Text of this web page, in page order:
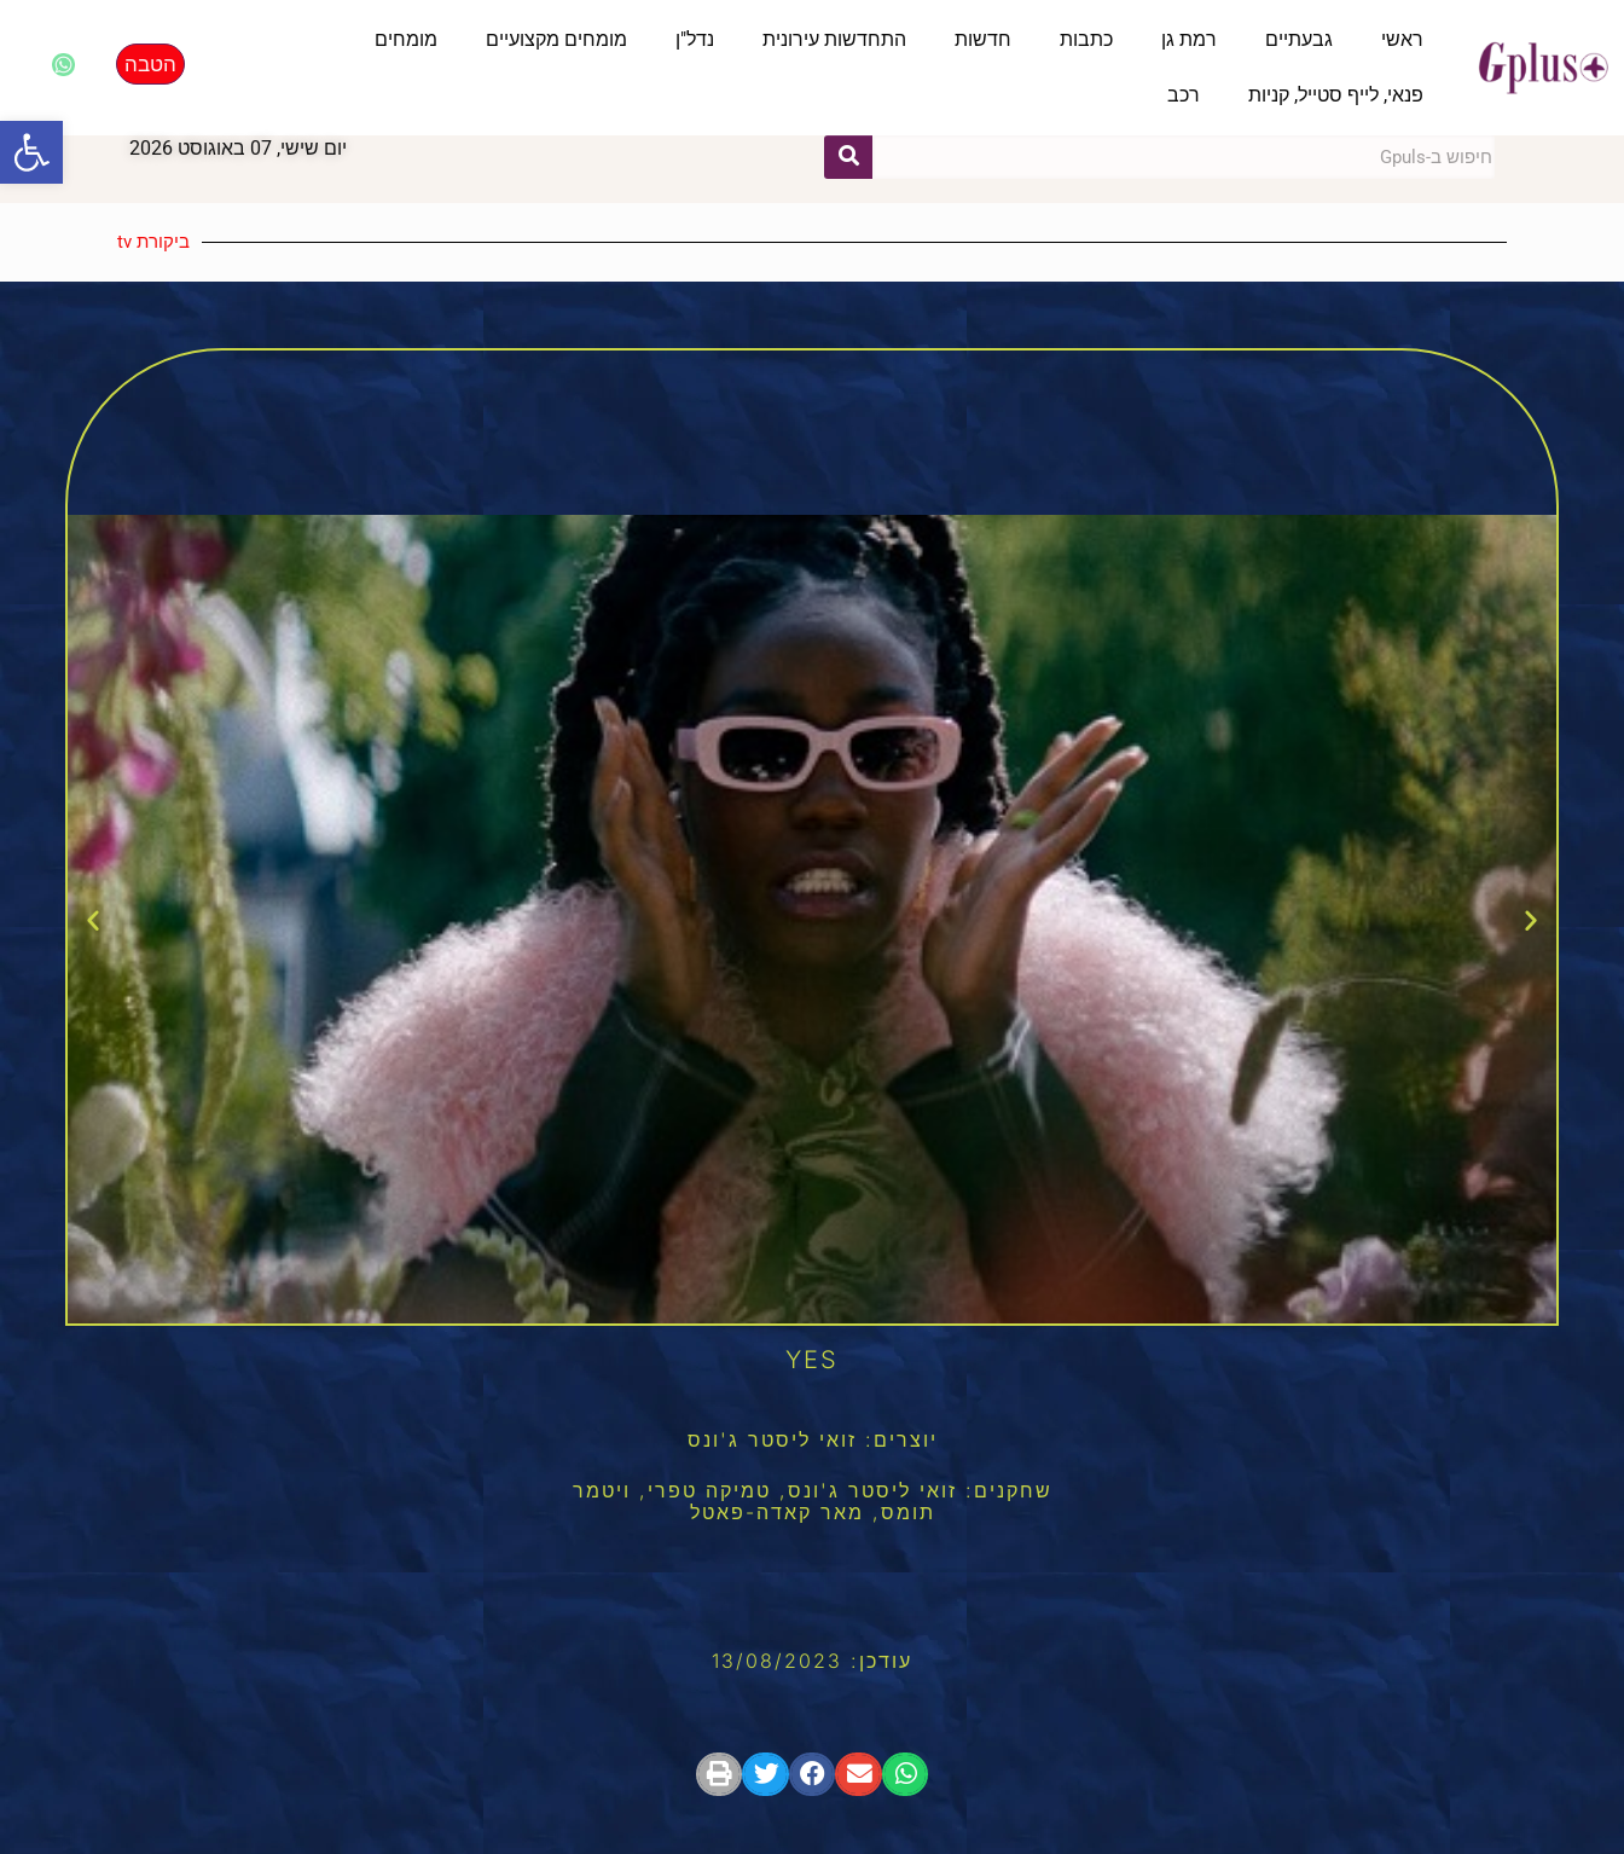
ראשי גבעתיים רמת גן כתבות חדשות התחדשות עירונית נדל"ן מומחים מקצועיים מומחים
פנאי, לייף סטייל, קניות רכב
הטבה
יום שישי, 07 באוגוסט 2026
ביקורת tv
YES
יוצרים: זואי ליסטר ג'ונס
שחקנים: זואי ליסטר ג'ונס, טמיקה טפרי, ויטמר
תומס, מאר קאדה-פאטל
עודכן: 13/08/2023
פתח